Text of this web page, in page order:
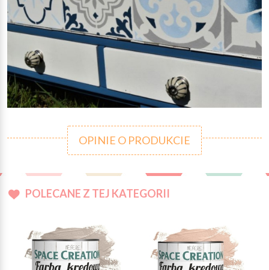
OPINIE O PRODUKCIE
POLECANE Z TEJ KATEGORII